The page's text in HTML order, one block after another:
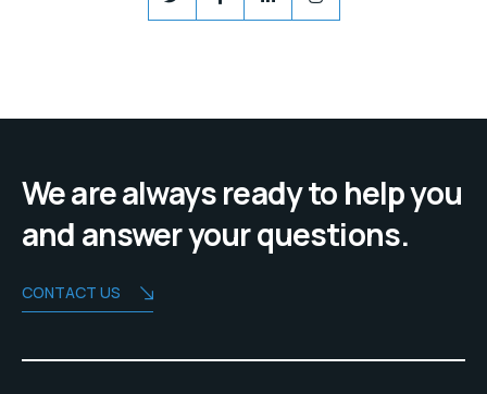
We are always ready to help you
and answer your questions.
CONTACT US